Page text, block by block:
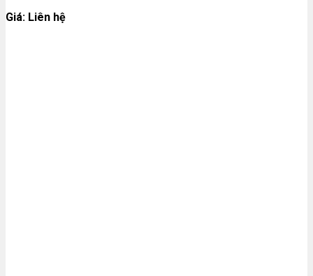
Giá: Liên hệ